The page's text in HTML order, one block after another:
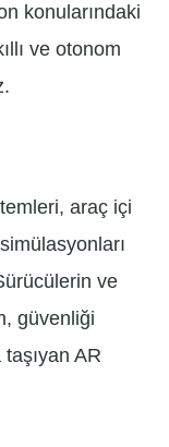
konularındaki
ve otonom
araç içi
ve
güvenliği
AR